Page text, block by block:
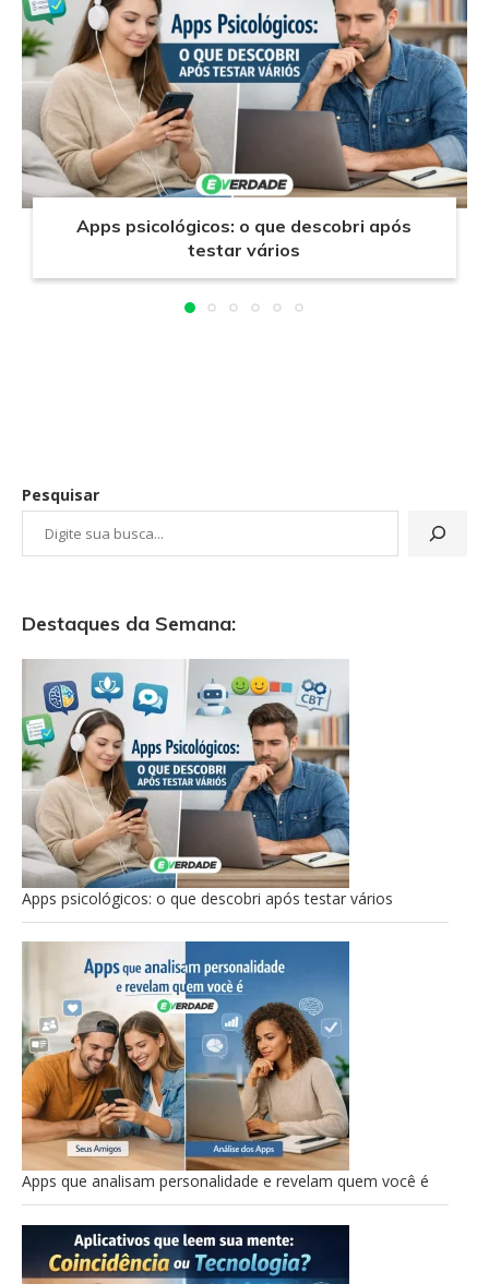
Apps psicológicos: o que descobri após
testar vários
Pesquisar
Destaques da Semana:
Apps psicológicos: o que descobri após testar vários
Apps que analisam personalidade e revelam quem você é